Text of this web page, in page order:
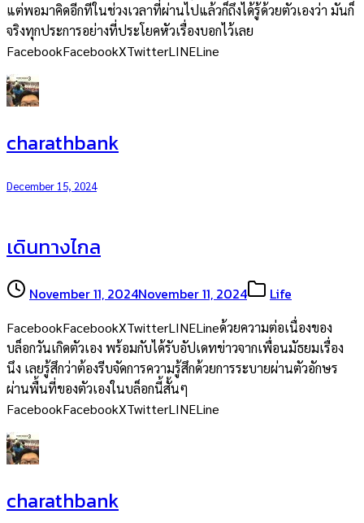
แต่พอมาคิดอีกทีในช่วงเวลาที่ผ่านไปแล้วก็ถึงได้รู้ด้วยตัวเองว่า มันก็
จริงทุกประการอย่างที่ประโยคหัวเรื่องบอกไว้เลย
FacebookFacebookXTwitterLINELine
charathbank
December 15, 2024
เดินทางไกล
November 11, 2024November 11, 2024 Life
FacebookFacebookXTwitterLINELineด้วยความต่อเนื่องของ
บล็อกวันเกิดตัวเอง พร้อมกับได้รับอัปเดทข่าวจากเพื่อนมัธยมเรื่อง
นึง เลยรู้สึกว่าต้องรีบจัดการความรู้สึกด้วยการระบายผ่านตัวอักษร
ผ่านพื้นที่ของตัวเองในบล็อกนี้สั้นๆ
FacebookFacebookXTwitterLINELine
charathbank